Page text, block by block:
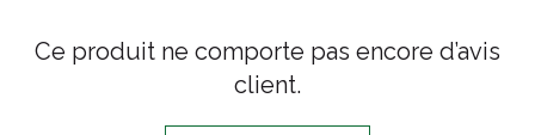
Ce produit ne comporte pas encore d’avis
client.